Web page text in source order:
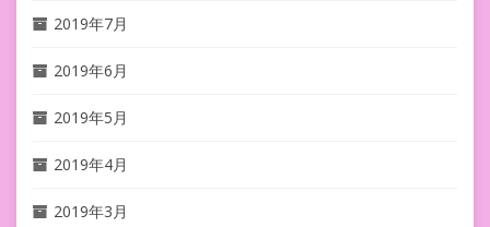
2019年7月
2019年6月
2019年5月
2019年4月
2019年3月